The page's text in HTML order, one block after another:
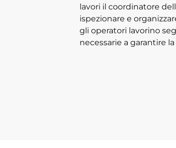
lavori il coordinatore
ispezionare e
gli operatori lavorino
necessarie a garantire la